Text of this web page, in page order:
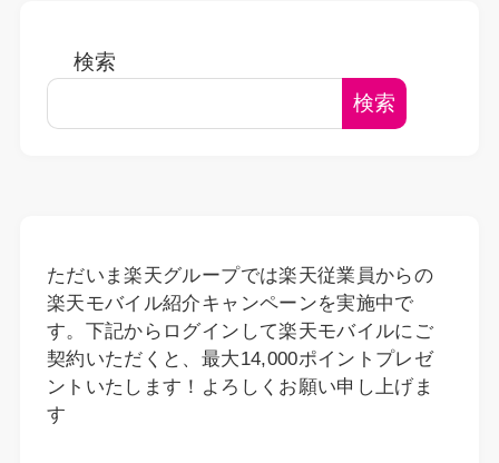
検索
検索
ただいま楽天グループでは楽天従業員からの
楽天モバイル紹介キャンペーンを実施中で
す。下記からログインして楽天モバイルにご
契約いただくと、最大14,000ポイントプレゼ
ントいたします！よろしくお願い申し上げま
す